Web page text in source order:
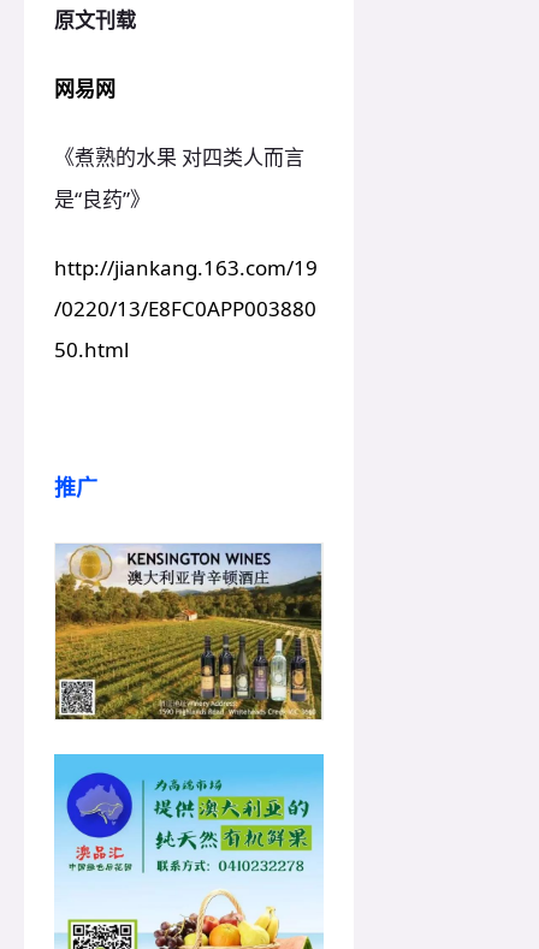
原文刊载
网易网
《煮熟的水果 对四类人而言
是“良药”》
http://jiankang.163.com/19
/0220/13/E8FC0APP003880
50.html
推广